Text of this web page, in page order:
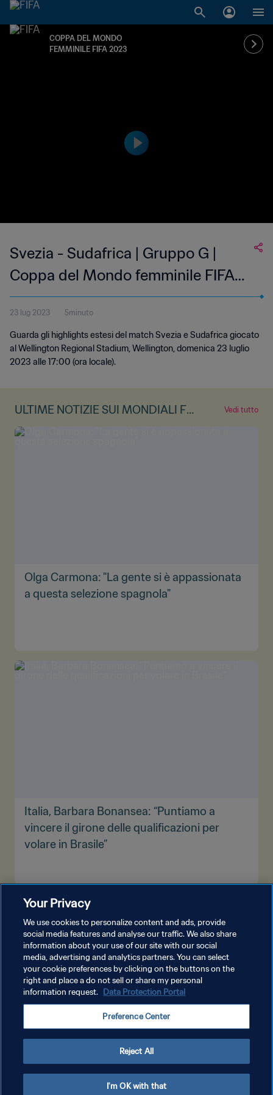
COPPA DEL MONDO
FEMMINILE FIFA 2023
Svezia - Sudafrica | Gruppo G |
Coppa del Mondo femminile FIFA
Australia & Nuova Zelanda 2023 |
Highlights estesi
23 lug 2023 5minuto
Guarda gli highlights estesi del match Svezia e Sudafrica giocato
al Wellington Regional Stadium, Wellington, domenica 23 luglio
2023 alle 17:00 (ora locale).
ULTIME NOTIZIE SUI MONDIALI FE
MMINILI
Vedi tutto
Olga Carmona: "La gente si è appassionata
a questa selezione spagnola"
Italia, Barbara Bonansea: “Puntiamo a
vincere il girone delle qualificazioni per
volare in Brasile”
PRIVACY POLICY
GESTISCI LE TUE PREFERENZE PER I COOKIES
Copyright © 1994 - 2026 FIFA. Tutti i diritti riservati.
Your Privacy
We use cookies to personalize content and ads, provide
social media features and analyse our traffic. We also share
information about your use of our site with our social
media, advertising and analytics partners. You can select
your cookie preferences by clicking on the buttons on the
right and place a do not sell or share my personal
information request. Data Protection Portal
Preference Center
Reject All
I'm OK with that